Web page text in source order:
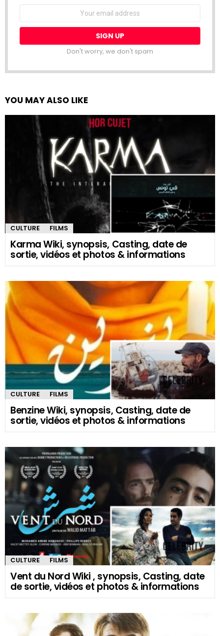
Don't worry, we don't spam
YOU MAY ALSO LIKE
CULTURE FILMS
Karma Wiki, synopsis, Casting, date de
sortie, vidéos et photos & informations
CULTURE FILMS
Benzine Wiki, synopsis, Casting, date de
sortie, vidéos et photos & informations
CULTURE FILMS
Vent du Nord Wiki , synopsis, Casting, date
de sortie, vidéos et photos & informations